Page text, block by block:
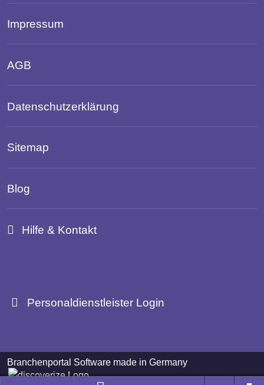
Impressum
AGB
Datenschutzerklärung
Sitemap
Blog
Hilfe & Kontakt
Personaldienstleister Login
Branchenportal Software made in Germany